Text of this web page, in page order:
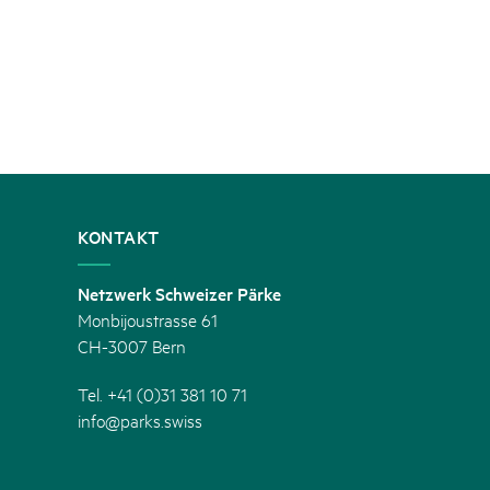
KONTAKT
Netzwerk Schweizer Pärke
Monbijoustrasse 61
CH-3007 Bern
Tel. +41 (0)31 381 10 71
info@parks.swiss